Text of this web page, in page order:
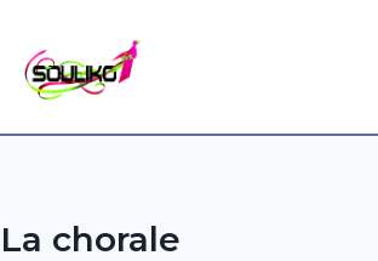
contenu
La chorale